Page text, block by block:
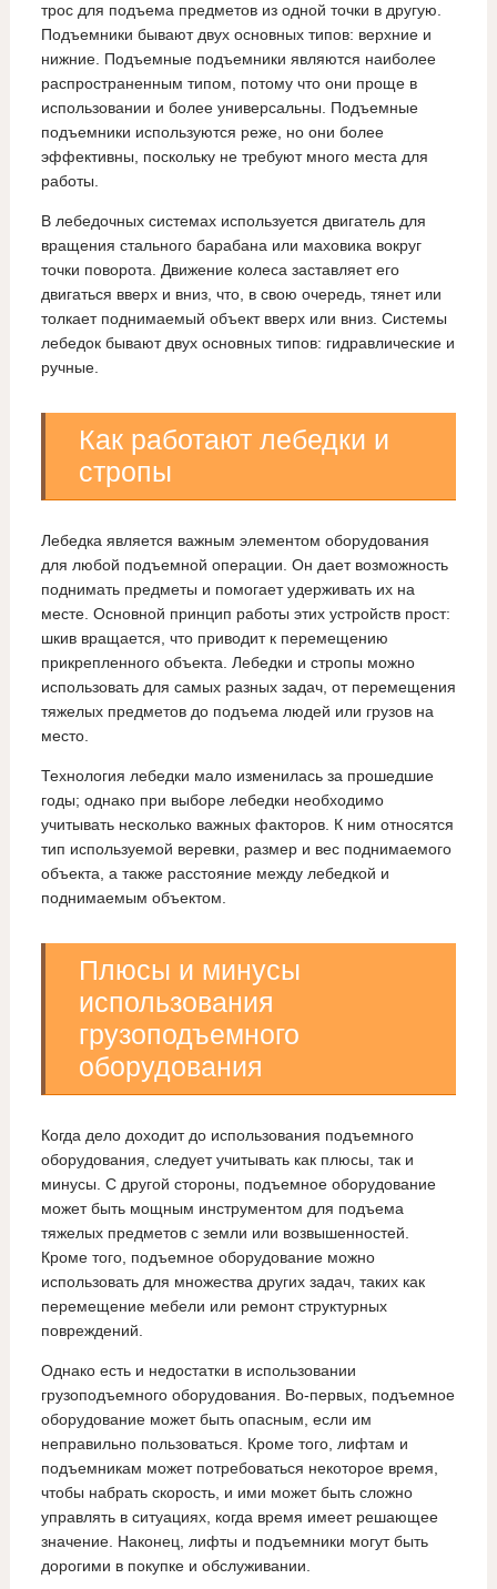
трос для подъема предметов из одной точки в другую.
Подъемники бывают двух основных типов: верхние и
нижние. Подъемные подъемники являются наиболее
распространенным типом, потому что они проще в
использовании и более универсальны. Подъемные
подъемники используются реже, но они более
эффективны, поскольку не требуют много места для
работы.
В лебедочных системах используется двигатель для
вращения стального барабана или маховика вокруг
точки поворота. Движение колеса заставляет его
двигаться вверх и вниз, что, в свою очередь, тянет или
толкает поднимаемый объект вверх или вниз. Системы
лебедок бывают двух основных типов: гидравлические и
ручные.
Как работают лебедки и
стропы
Лебедка является важным элементом оборудования
для любой подъемной операции. Он дает возможность
поднимать предметы и помогает удерживать их на
месте. Основной принцип работы этих устройств прост:
шкив вращается, что приводит к перемещению
прикрепленного объекта. Лебедки и стропы можно
использовать для самых разных задач, от перемещения
тяжелых предметов до подъема людей или грузов на
место.
Технология лебедки мало изменилась за прошедшие
годы; однако при выборе лебедки необходимо
учитывать несколько важных факторов. К ним относятся
тип используемой веревки, размер и вес поднимаемого
объекта, а также расстояние между лебедкой и
поднимаемым объектом.
Плюсы и минусы
использования
грузоподъемного
оборудования
Когда дело доходит до использования подъемного
оборудования, следует учитывать как плюсы, так и
минусы. С другой стороны, подъемное оборудование
может быть мощным инструментом для подъема
тяжелых предметов с земли или возвышенностей.
Кроме того, подъемное оборудование можно
использовать для множества других задач, таких как
перемещение мебели или ремонт структурных
повреждений.
Однако есть и недостатки в использовании
грузоподъемного оборудования. Во-первых, подъемное
оборудование может быть опасным, если им
неправильно пользоваться. Кроме того, лифтам и
подъемникам может потребоваться некоторое время,
чтобы набрать скорость, и ими может быть сложно
управлять в ситуациях, когда время имеет решающее
значение. Наконец, лифты и подъемники могут быть
дорогими в покупке и обслуживании.